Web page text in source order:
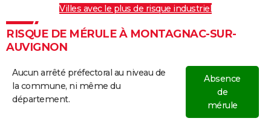
Villes avec le plus de risque industriel
RISQUE DE MÉRULE À MONTAGNAC-SUR-
AUVIGNON
Aucun arrêté préfectoral au niveau de
la commune, ni même du
département.
Absence
de
mérule